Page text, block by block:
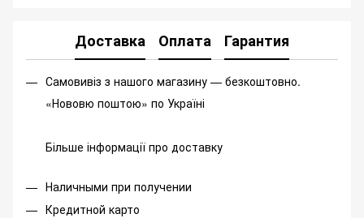
Доставка Оплата Гарантия
Самовивіз з нашого магазину — безкоштовно.
«Нововю поштою» по Україні
Більше інформації про доставку
Наличными при получении
Кредитной карто